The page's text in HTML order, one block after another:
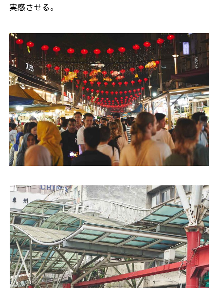
実感させる。